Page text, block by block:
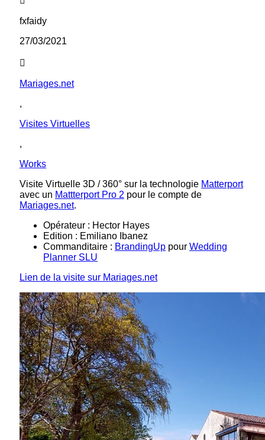
fxfaidy
27/03/2021
Mariages.net
,
Visites Virtuelles
,
Works
Visite Virtuelle 3D / 360° sur la technologie Matterport
avec un Mattterport Pro 2 pour le compte de
Mariages.net.
Opérateur : Hector Hayes
Edition : Emiliano Ibanez
Commanditaire : BrandingUp pour Wedding
Planner SLU
Lien de la visite sur Mariages.net